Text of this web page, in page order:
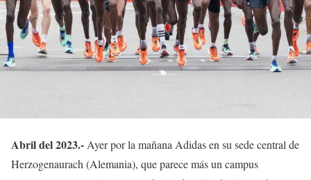
Abril del 2023.- Ayer por la mañana Adidas en su sede central de
Herzogenaurach (Alemania), que parece más un campus